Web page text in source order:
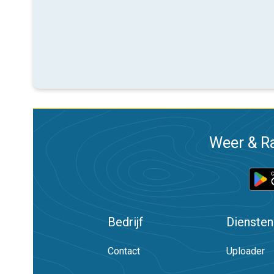
Weer &
Bedrijf
Contact
Diensten
Uploader